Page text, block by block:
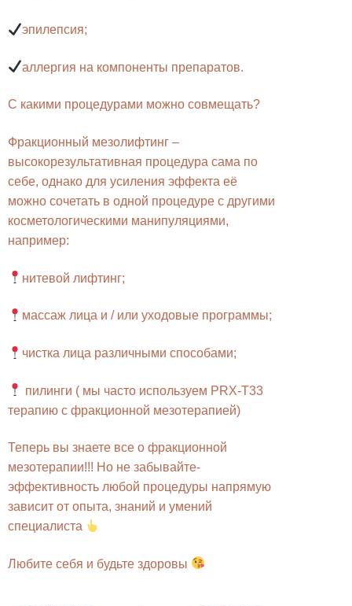
эпилепсия;
аллергия на компоненты препаратов.
С какими процедурами можно совмещать?
Фракционный мезолифтинг –
высокорезультативная процедура сама по
себе, однако для усиления эффекта её
можно сочетать в одной процедуре с другими
косметологическими манипуляциями,
например:
нитевой лифтинг;
массаж лица и / или уходовые программы;
чистка лица различными способами;
пилинги ( мы часто используем PRX-T33
терапию с фракционной мезотерапией)
Теперь вы знаете все о фракционной
мезотерапии!!! Но не забывайте-
эффективность любой процедуры напрямую
зависит от опыта, знаний и умений
специалиста
Любите себя и будьте здоровы